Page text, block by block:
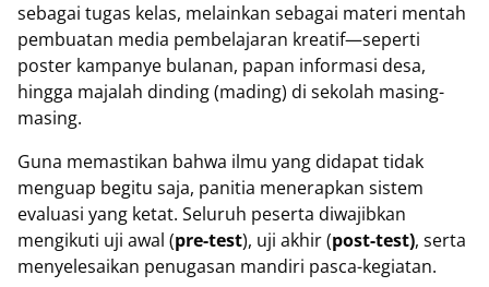
sebagai tugas kelas, melainkan sebagai materi mentah
pembuatan media pembelajaran kreatif—seperti
poster kampanye bulanan, papan informasi desa,
hingga majalah dinding (mading) di sekolah masing-
masing.
Guna memastikan bahwa ilmu yang didapat tidak
menguap begitu saja, panitia menerapkan sistem
evaluasi yang ketat. Seluruh peserta diwajibkan
mengikuti uji awal (pre-test), uji akhir (post-test), serta
menyelesaikan penugasan mandiri pasca-kegiatan.